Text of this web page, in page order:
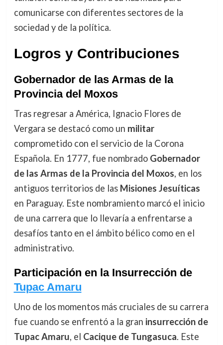
comunicarse con diferentes sectores de la
sociedad y de la política.
Logros y Contribuciones
Gobernador de las Armas de la
Provincia del Moxos
Tras regresar a América, Ignacio Flores de
Vergara se destacó como un militar
comprometido con el servicio de la Corona
Española. En 1777, fue nombrado Gobernador
de las Armas de la Provincia del Moxos, en los
antiguos territorios de las Misiones Jesuíticas
en Paraguay. Este nombramiento marcó el inicio
de una carrera que lo llevaría a enfrentarse a
desafíos tanto en el ámbito bélico como en el
administrativo.
Participación en la Insurrección de
Tupac Amaru
Uno de los momentos más cruciales de su carrera
fue cuando se enfrentó a la gran insurrección de
Tupac Amaru, el Cacique de Tungasuca. Este